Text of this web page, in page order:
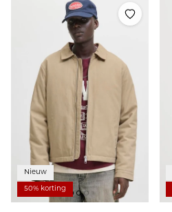
Nieuw
50% korting